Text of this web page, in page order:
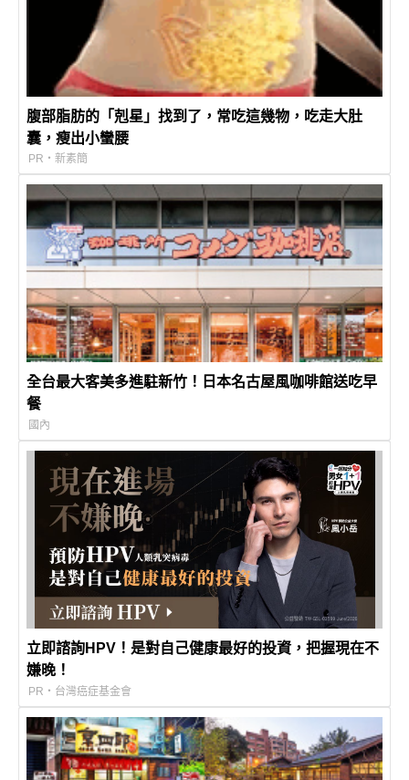
腹部脂肪的「剋星」找到了，常吃這幾物，吃走大肚
囊，瘦出小蠻腰
PR・新素簡
全台最大客美多進駐新竹！日本名古屋風咖啡館送吃早
餐
國內
立即諮詢HPV！是對自己健康最好的投資，把握現在不
嫌晚！
PR・台灣癌症基金會